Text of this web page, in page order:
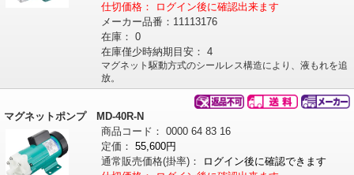
仕切価格：
ログイン後に確認出来ます
メーカー品番： 11113176
在庫： 0
在庫僅少時納期目安： 4
マグネット駆動方式のシールレス構造により、液もれを追
放。
マグネットポンプ MD-40R-N
商品コード： 0000 64 83 16
定価： 55,600円
通常販売価格(掛率)：
ログイン後に確認できます